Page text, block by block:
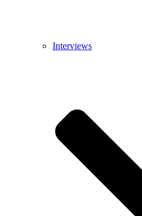
Interviews